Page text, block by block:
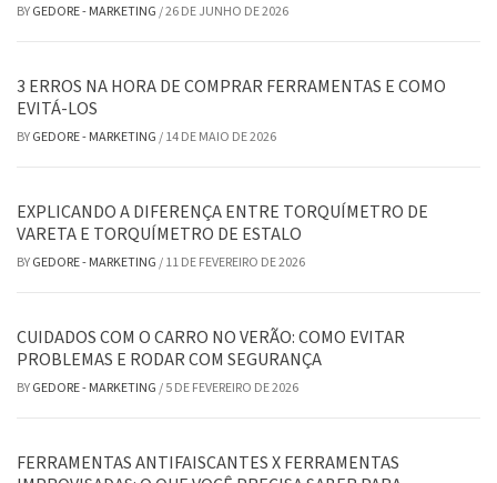
BYGEDORE - MARKETING/26 DE JUNHO DE 2026
3 ERROS NA HORA DE COMPRAR FERRAMENTAS E COMO
EVITÁ-LOS
BYGEDORE - MARKETING/14 DE MAIO DE 2026
EXPLICANDO A DIFERENÇA ENTRE TORQUÍMETRO DE
VARETA E TORQUÍMETRO DE ESTALO
BYGEDORE - MARKETING/11 DE FEVEREIRO DE 2026
CUIDADOS COM O CARRO NO VERÃO: COMO EVITAR
PROBLEMAS E RODAR COM SEGURANÇA
BYGEDORE - MARKETING/5 DE FEVEREIRO DE 2026
FERRAMENTAS ANTIFAISCANTES X FERRAMENTAS